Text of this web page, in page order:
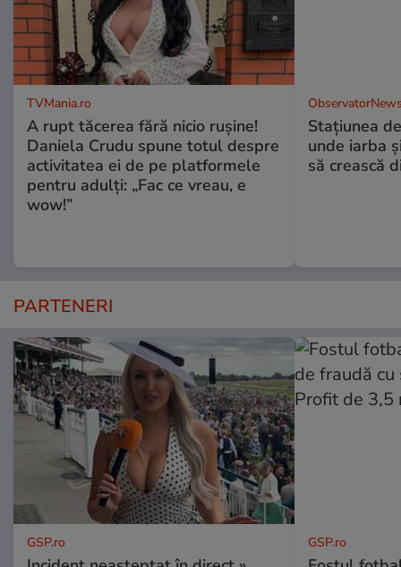
TVMania.ro
A rupt tăcerea fără nicio rușine!
Daniela Crudu spune totul despre
activitatea ei de pe platformele
pentru adulți: „Fac ce vreau, e
wow!”
Stațiunea
unde iarba
să crească
PARTENERI
GSP.ro GSP.ro